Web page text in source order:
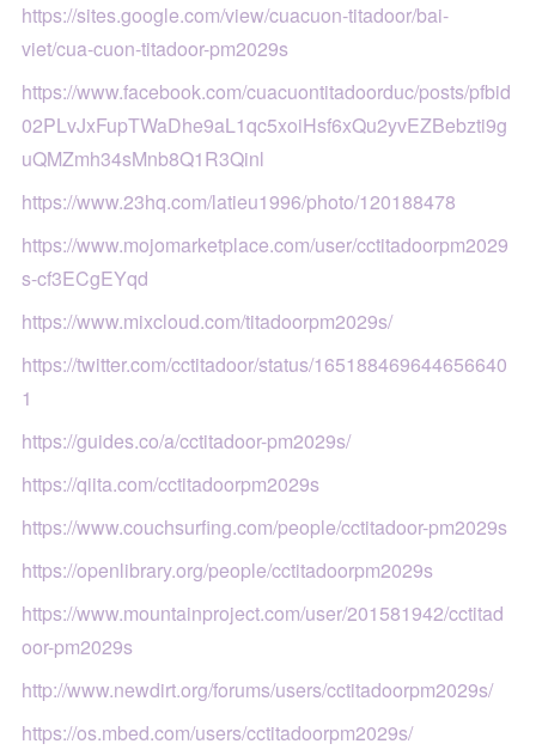
https://sites.google.com/view/cuacuon-titadoor/bai-
viet/cua-cuon-titadoor-pm2029s
https://www.facebook.com/cuacuontitadoorduc/posts/pfbid
02PLvJxFupTWaDhe9aL1qc5xoiHsf6xQu2yvEZBebzti9g
uQMZmh34sMnb8Q1R3Qinl
https://www.23hq.com/latieu1996/photo/120188478
https://www.mojomarketplace.com/user/cctitadoorpm2029
s-cf3ECgEYqd
https://www.mixcloud.com/titadoorpm2029s/
https://twitter.com/cctitadoor/status/165188469644656640
1
https://guides.co/a/cctitadoor-pm2029s/
https://qiita.com/cctitadoorpm2029s
https://www.couchsurfing.com/people/cctitadoor-pm2029s
https://openlibrary.org/people/cctitadoorpm2029s
https://www.mountainproject.com/user/201581942/cctitad
oor-pm2029s
http://www.newdirt.org/forums/users/cctitadoorpm2029s/
https://os.mbed.com/users/cctitadoorpm2029s/